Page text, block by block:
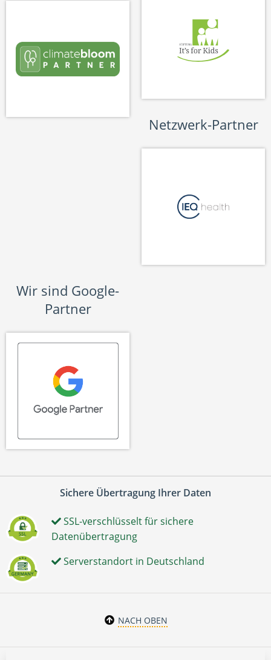
Netzwerk-Partner
Wir sind Google-
Partner
Sichere Übertragung Ihrer Daten
SSL-verschlüsselt für sichere
Datenübertragung
Serverstandort in Deutschland
NACH OBEN